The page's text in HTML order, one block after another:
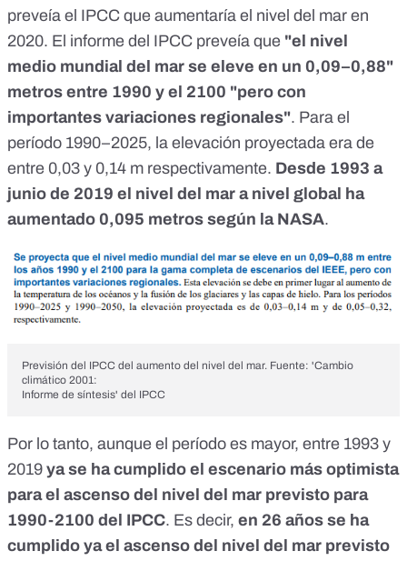
preveía el IPCC que aumentaría el nivel del mar en
2020. El informe del IPCC preveía que "el nivel
medio mundial del mar se eleve en un 0,09–0,88"
metros entre 1990 y el 2100 "pero con
importantes variaciones regionales". Para el
período 1990–2025, la elevación proyectada era de
entre 0,03 y 0,14 m respectivamente. Desde 1993 a
junio de 2019 el nivel del mar a nivel global ha
aumentado 0,095 metros según la NASA.
Previsión del IPCC del aumento del nivel del mar. Fuente: 'Cambio
climático 2001:
Informe de síntesis' del IPCC
Por lo tanto, aunque el período es mayor, entre 1993 y
2019 ya se ha cumplido el escenario más optimista
para el ascenso del nivel del mar previsto para
1990-2100 del IPCC. Es decir, en 26 años se ha
cumplido ya el ascenso del nivel del mar previsto